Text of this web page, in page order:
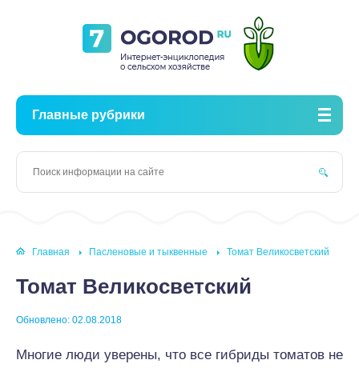
Главные рубрики
Главная Пасленовые и тыквенные Томат Великосветский
Томат Великосветский
Обновлено: 02.08.2018
Многие люди уверены, что все гибриды томатов не